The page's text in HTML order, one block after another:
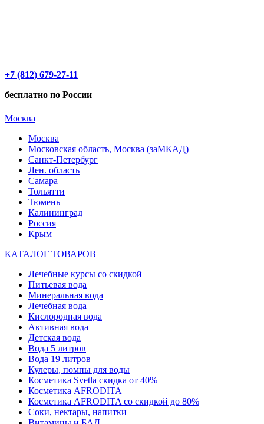
+7 (812) 679-27-11
бесплатно по России
Москва
Москва
Московская область, Москва (заМКАД)
Санкт-Петербург
Лен. область
Самара
Тольятти
Тюмень
Калининград
Россия
Крым
КАТАЛОГ ТОВАРОВ
Лечебные курсы со скидкой
Питьевая вода
Минеральная вода
Лечебная вода
Кислородная вода
Активная вода
Детская вода
Вода 5 литров
Вода 19 литров
Кулеры, помпы для воды
Косметика Svetla скидка от 40%
Косметика AFRODITA
Косметика AFRODITA со скидкой до 80%
Соки, нектары, напитки